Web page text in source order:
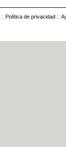
:: Política de privacidad ::